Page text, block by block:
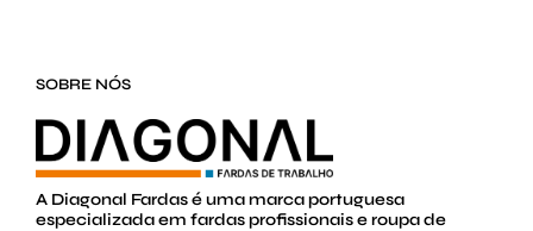
SOBRE NÓS
A Diagonal Fardas é uma marca portuguesa
especializada em fardas profissionais e roupa de